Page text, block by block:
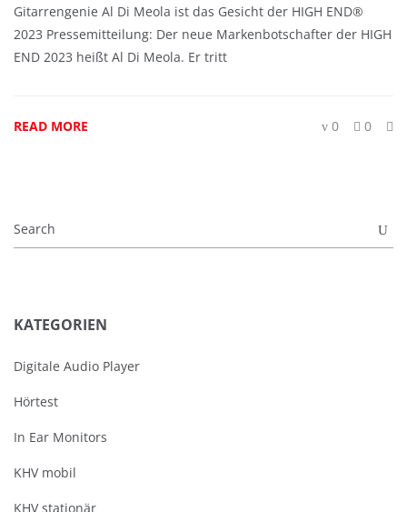
Gitarrengenie Al Di Meola ist das Gesicht der HIGH END®
2023 Pressemitteilung: Der neue Markenbotschafter der HIGH
END 2023 heißt Al Di Meola. Er tritt
READ MORE 0 0
KATEGORIEN
Digitale Audio Player
Hörtest
In Ear Monitors
KHV mobil
KHV stationär